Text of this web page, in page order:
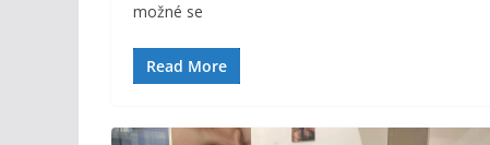
možné se
Read More